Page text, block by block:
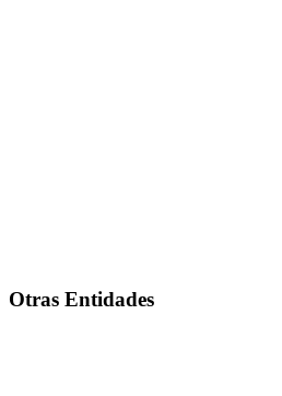
Otras Entidades